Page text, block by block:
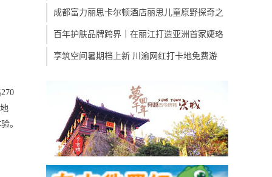
。
成都富力丽思卡尔顿酒店丽思儿童原野探奇之
百年护肤品牌跨界｜在丽江打造亚洲首家婕珞
享筑空间暑期档上新 川渝网红打卡地免费游